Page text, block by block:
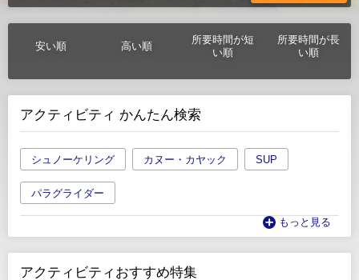
安い順 高い順
所要時間が短
い順
所要時間が長
い順
アクティビティ かんたん検索
シュノーケリング カヌー・カヤック SUP
パラグライダー
もっと見る
アクティビティおすすめ特集